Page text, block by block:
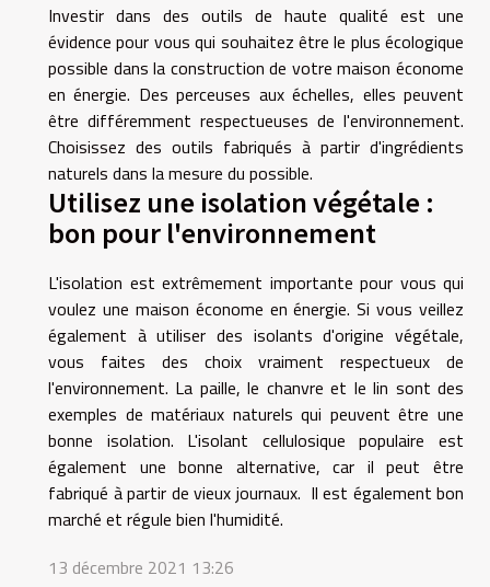
Investir dans des outils de haute qualité est une
évidence pour vous qui souhaitez être le plus écologique
possible dans la construction de votre maison économe
en énergie. Des perceuses aux échelles, elles peuvent
être différemment respectueuses de l'environnement.
Choisissez des outils fabriqués à partir d'ingrédients
naturels dans la mesure du possible.
Utilisez une isolation végétale :
bon pour l'environnement
L'isolation est extrêmement importante pour vous qui
voulez une maison économe en énergie. Si vous veillez
également à utiliser des isolants d'origine végétale,
vous faites des choix vraiment respectueux de
l'environnement. La paille, le chanvre et le lin sont des
exemples de matériaux naturels qui peuvent être une
bonne isolation. L'isolant cellulosique populaire est
également une bonne alternative, car il peut être
fabriqué à partir de vieux journaux. Il est également bon
marché et régule bien l'humidité.
13 décembre 2021 13:26